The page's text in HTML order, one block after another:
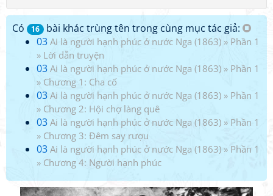
Có 16
bài khác trùng tên trong cùng mục tác giả:
03 Ai là người hạnh phúc ở nước Nga (1863) » Phần 1
» Lời dẫn truyện
03 Ai là người hạnh phúc ở nước Nga (1863) » Phần 1
» Chương 1: Cha cố
03 Ai là người hạnh phúc ở nước Nga (1863) » Phần 1
» Chương 2: Hội chợ làng quê
03 Ai là người hạnh phúc ở nước Nga (1863) » Phần 1
» Chương 3: Đêm say rượu
03 Ai là người hạnh phúc ở nước Nga (1863) » Phần 1
» Chương 4: Người hạnh phúc